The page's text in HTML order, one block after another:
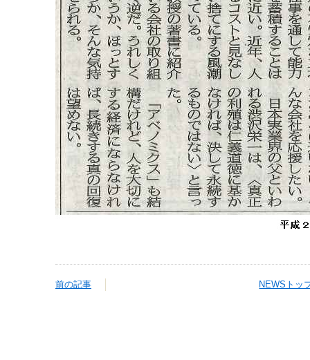
前の記事 NEWSトッ